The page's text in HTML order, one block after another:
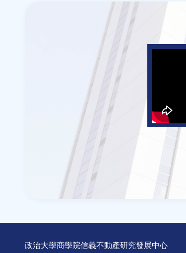
政治大學商學院信義不動產研究發展中心